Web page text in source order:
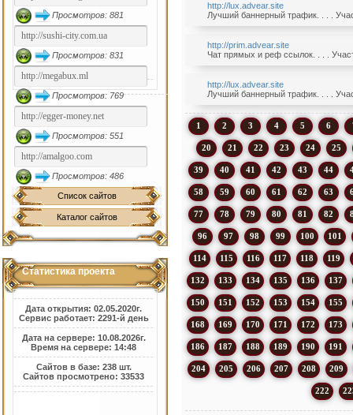
Просмотров: 881
Просмотров: 831
Просмотров: 769
Просмотров: 551
Просмотров: 486
Список сайтов
Каталог сайтов
Статистика проекта
Дата открытия: 02.05.2020г.
Сервис работает: 2291-й день
Дата на сервере: 10.08.2026г.
Время на сервере: 14:48
Сайтов в базе: 238 шт.
Сайтов просмотрено: 33533
http://lux.advear.site
Лучший баннерный трафик. . . .
http://prim.advear.site
Чат прямых и реф ссылок. . . .
http://lux.advear.site
Лучший баннерный трафик. . . .
1 2 3 4 5 6
20 21 22 23 24 25
39 40 41 42 43 44
58 59 60 61 62 63
77 78 79 80 81 82
96 97 98 99 100 101
114 115 116 117 118 119
132 133 134 135 136 137
150 151 152 153 154 155
168 169 170 171 172 173
186 187 188 189 190 191
204 205 206 207 208 209
222